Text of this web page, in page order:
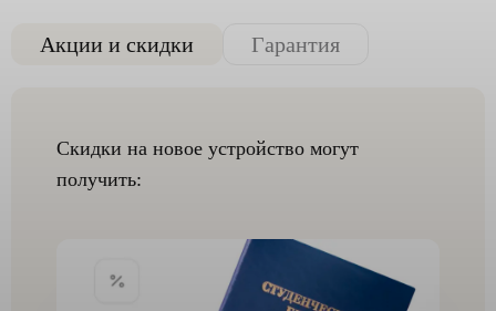
Акции и скидки Гарантия
Скидки на новое устройство могут
получить: